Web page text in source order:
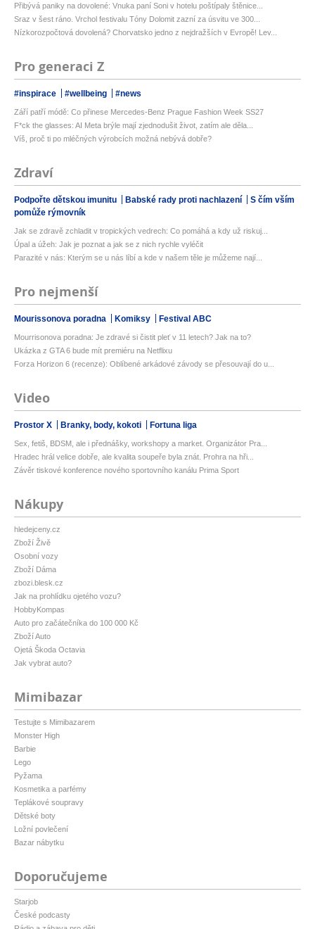
Přibývá paniky na dovolené: Vnuka paní Soni v hotelu poštípaly štěnice...
Sraz v šest ráno. Vrchol festivalu Tóny Dolomit zazní za úsvitu ve 300...
Nízkorozpočtová dovolená? Chorvatsko jedno z nejdražších v Evropě! Lev...
Pro generaci Z
#inspirace #wellbeing #news
Září patří módě: Co přinese Mercedes-Benz Prague Fashion Week SS27
F*ck the glasses: AI Meta brýle mají zjednodušit život, zatím ale děla...
Víš, proč ti po mléčných výrobcích možná nebývá dobře?
Zdraví
Podpořte dětskou imunitu Babské rady proti nachlazení
S čím vším
pomůže rýmovník
Jak se zdravě zchladit v tropických vedrech: Co pomáhá a kdy už riskuj...
Úpal a úžeh: Jak je poznat a jak se z nich rychle vyléčit
Parazité v nás: Kterým se u nás líbí a kde v našem těle je můžeme nají...
Pro nejmenší
Mourissonova poradna Komiksy Festival ABC
Mourrisonova poradna: Je zdravé si čistit pleť v 11 letech? Jak na to?
Ukázka z GTA 6 bude mít premiéru na Netflixu
Forza Horizon 6 (recenze): Oblíbené arkádové závody se přesouvají do u...
Video
Prostor X Branky, body, kokoti Fortuna liga
Sex, fetiš, BDSM, ale i přednášky, workshopy a market. Organizátor Pra...
Hradec hrál velice dobře, ale kvalita soupeře byla znát. Prohra na hři...
Závěr tiskové konference nového sportovního kanálu Prima Sport
Nákupy
hledejceny.cz
Zboží Živě
Osobní vozy
Zboží Dáma
zbozi.blesk.cz
Jak na prohlídku ojetého vozu?
HobbyKompas
Auto pro začátečníka do 100 000 Kč
Zboží Auto
Ojetá Škoda Octavia
Jak vybrat auto?
Mimibazar
Testujte s Mimibazarem
Monster High
Barbie
Lego
Pyžama
Kosmetika a parfémy
Teplákové soupravy
Dětské boty
Ložní povlečení
Bazar nábytku
Doporučujeme
Starjob
České podcasty